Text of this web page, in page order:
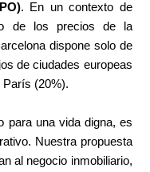
. En un contexto de
de los precios de la
dispone solo de
de ciudades europeas
(20%).
para una vida digna, es
Nuestra propuesta
al negocio inmobiliario,